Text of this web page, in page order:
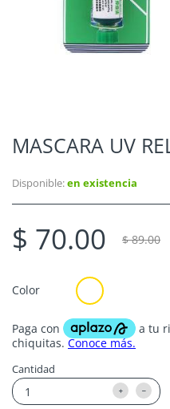
MASCARA UV
Disponible:en existencia
$ 70.00 $ 89.00
Color
Cantidad